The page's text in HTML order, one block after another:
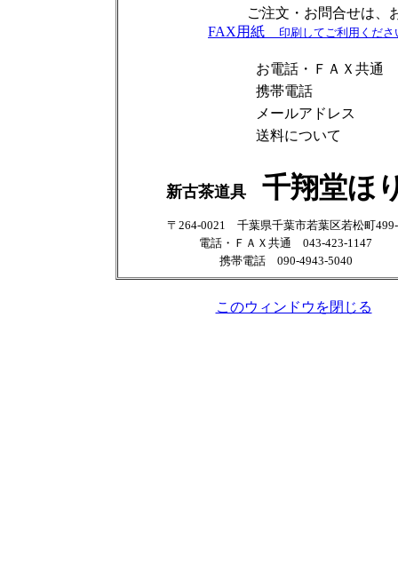
ご注文・お問合せは、
FAX用紙 印刷してご利用くださ
お電話・ＦＡＸ共通
携帯電話
メールアドレス
送料について
新古茶道具 千翔堂ほ
〒264-0021 千葉県千葉市若葉区若松町
電話・ＦＡＸ共通 043-423-1147
携帯電話 090-4943-5040
このウィンドウを閉じる